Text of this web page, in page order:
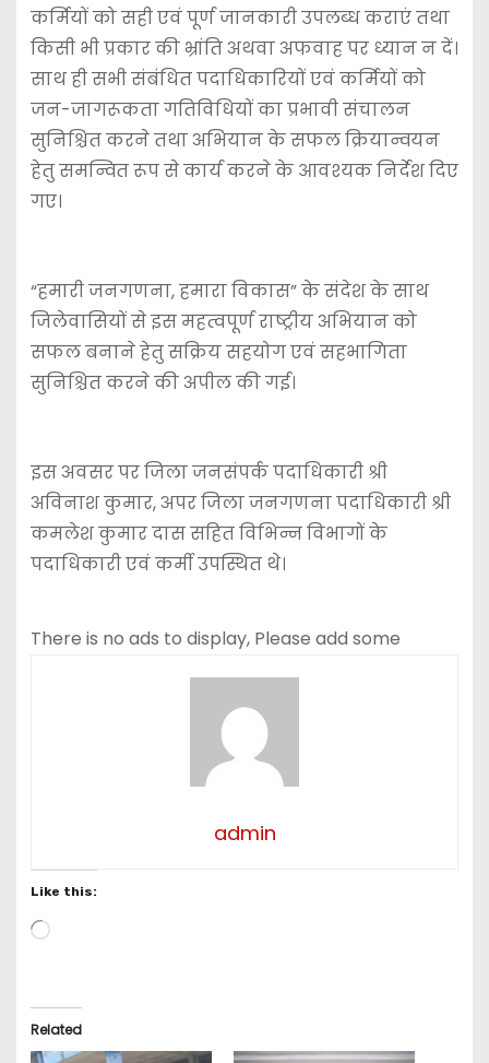
कर्मियों को सही एवं पूर्ण जानकारी उपलब्ध कराएं तथा
किसी भी प्रकार की भ्रांति अथवा अफवाह पर ध्यान न दें।
साथ ही सभी संबंधित पदाधिकारियों एवं कर्मियों को
जन-जागरूकता गतिविधियों का प्रभावी संचालन
सुनिश्चित करने तथा अभियान के सफल क्रियान्वयन
हेतु समन्वित रूप से कार्य करने के आवश्यक निर्देश दिए
गए।
“हमारी जनगणना, हमारा विकास” के संदेश के साथ
जिलेवासियों से इस महत्वपूर्ण राष्ट्रीय अभियान को
सफल बनाने हेतु सक्रिय सहयोग एवं सहभागिता
सुनिश्चित करने की अपील की गई।
इस अवसर पर जिला जनसंपर्क पदाधिकारी श्री
अविनाश कुमार, अपर जिला जनगणना पदाधिकारी श्री
कमलेश कुमार दास सहित विभिन्न विभागों के
पदाधिकारी एवं कर्मी उपस्थित थे।
There is no ads to display, Please add some
admin
Like this:
L
i
n
Related